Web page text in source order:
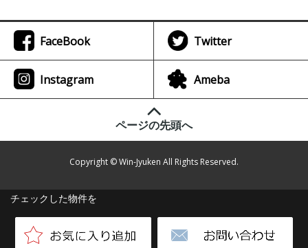
チェックした物件を
FaceBook Twitter
Instagram Ameba
ページの先頭へ
Copyright © Win-Jyuken All Rights Reserved.